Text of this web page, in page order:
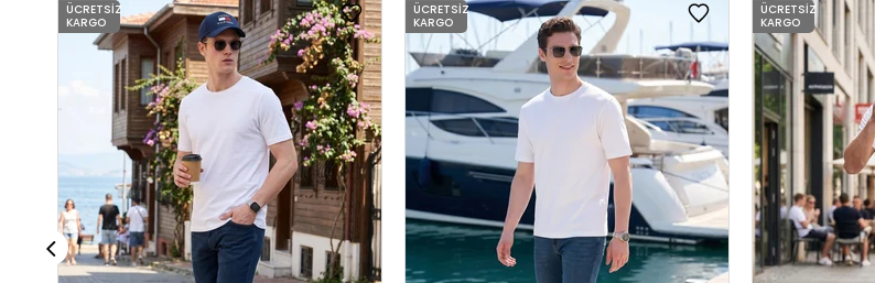
ÜCRETSIZ
KARGO
ÜCRETSIZ
KARGO
ÜCRETSIZ
KARGO